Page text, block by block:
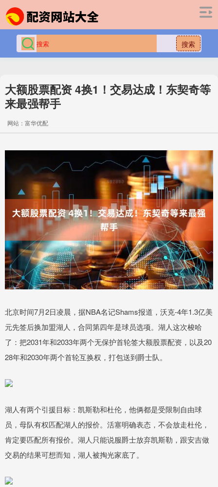
搜索
大额股票配资 4换1！交易达成！东契奇等
来最强帮手
网站：富华优配
北京时间7月2日凌晨，据NBA名记Shams报道，沃克-4年1.3亿美
元先签后换加盟湖人，合同第四年是球员选项。湖人这次梭哈
了：把2031年和2033年两个无保护首轮签大额股票配资，以及20
28年和2030年两个首轮互换权，打包送到爵士队。
湖人有两个引援目标：凯斯勒和杜伦，他俩都是受限制自由球
员，母队有权匹配湖人的报价。活塞明确表态，不会放走杜伦，
肯定要匹配所有报价。湖人只能说服爵士放弃凯斯勒，跟安吉做
交易的结果可想而知，湖人被掏光家底了。